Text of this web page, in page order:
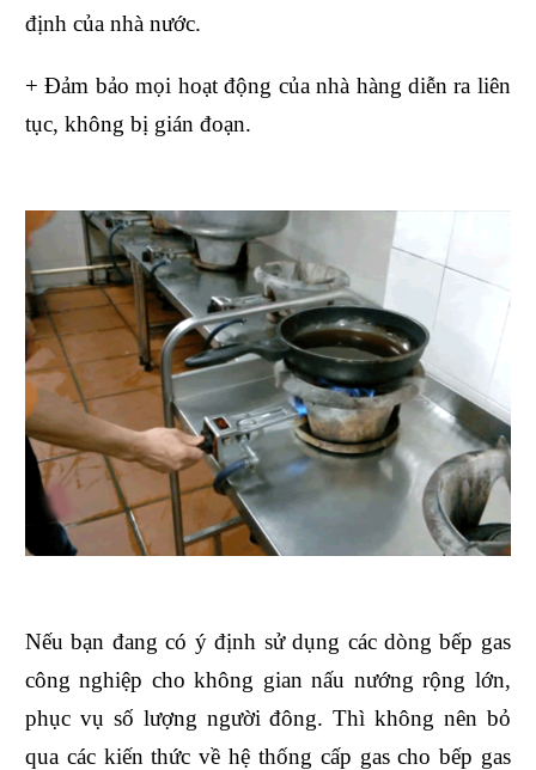
định của nhà nước.
+ Đảm bảo mọi hoạt động của nhà hàng diễn ra liên
tục, không bị gián đoạn.
Nếu bạn đang có ý định sử dụng các dòng bếp gas
công nghiệp cho không gian nấu nướng rộng lớn,
phục vụ số lượng người đông. Thì không nên bỏ
qua các kiến thức về hệ thống cấp gas cho bếp gas